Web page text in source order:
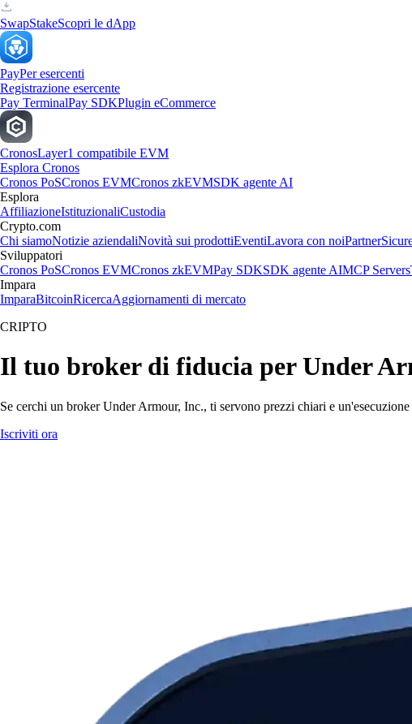
SwapStakeScopri le dApp
PayPer esercenti
Registrazione esercente
Pay TerminalPay SDKPlugin eCommerce
CronosLayer1 compatibile EVM
Esplora Cronos
Cronos PoSCronos EVMCronos zkEVMSDK agente AI
Esplora
AffiliazioneIstituzionaliCustodia
Crypto.com
Chi siamoNotizie aziendaliNovità sui prodottiEventiLavora con noiPartner
Sviluppatori
Cronos PoSCronos EVMCronos zkEVMPay SDKSDK agente AIMCP Servers
Impara
ImparaBitcoinRicercaAggiornamenti di mercato
CRIPTO
Il tuo broker di fiducia per Under
Se cerchi un broker Under Armour, Inc., ti servono prezzi chiari e
Iscriviti ora